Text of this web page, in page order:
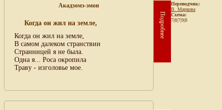
Акадзомэ-эмон
Когда он жил на земле,
Когда он жил на земле,
В самом далеком странствии
Странницей я не была.
Одна я... Роса окропила
Траву - изголовье мое.
Подробнее
Переводчик:
В. Маркова
Схема:
7|8|7|9|8